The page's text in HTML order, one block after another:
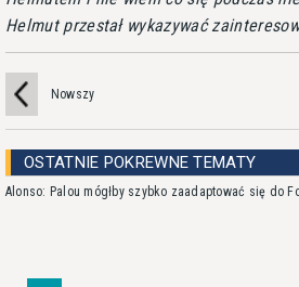
Helmut przestał wykazywać
Nowszy
OSTATNIE POKREWNE TEMATY
Alonso: Palou mógłby szybko zaadaptować się do